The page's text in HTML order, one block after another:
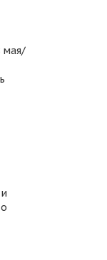
мая/